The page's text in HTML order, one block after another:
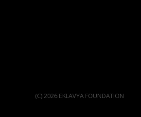
(C) 2026 EKLAVYA FOUNDATION